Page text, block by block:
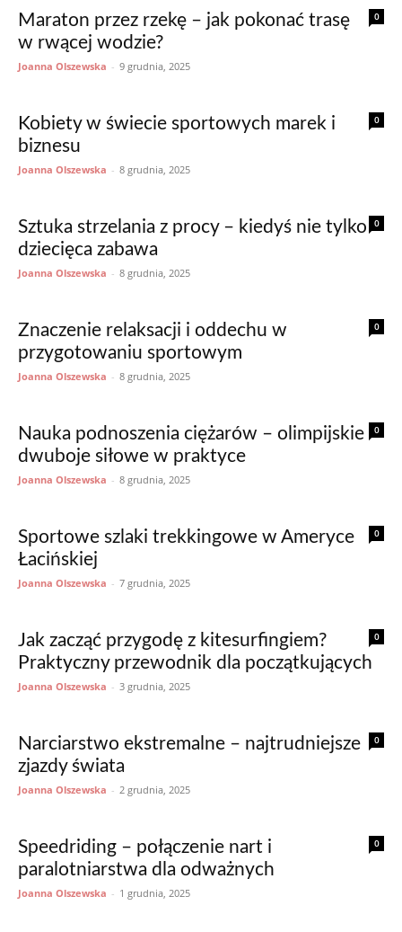
0
Maraton przez rzekę – jak pokonać trasę
w rwącej wodzie?
Joanna Olszewska - 9 grudnia, 2025
0
Kobiety w świecie sportowych marek i
biznesu
Joanna Olszewska - 8 grudnia, 2025
0
Sztuka strzelania z procy – kiedyś nie tylko
dziecięca zabawa
Joanna Olszewska - 8 grudnia, 2025
0
Znaczenie relaksacji i oddechu w
przygotowaniu sportowym
Joanna Olszewska - 8 grudnia, 2025
0
Nauka podnoszenia ciężarów – olimpijskie
dwuboje siłowe w praktyce
Joanna Olszewska - 8 grudnia, 2025
0
Sportowe szlaki trekkingowe w Ameryce
Łacińskiej
Joanna Olszewska - 7 grudnia, 2025
0
Jak zacząć przygodę z kitesurfingiem?
Praktyczny przewodnik dla początkujących
Joanna Olszewska - 3 grudnia, 2025
0
Narciarstwo ekstremalne – najtrudniejsze
zjazdy świata
Joanna Olszewska - 2 grudnia, 2025
0
Speedriding – połączenie nart i
paralotniarstwa dla odważnych
Joanna Olszewska - 1 grudnia, 2025